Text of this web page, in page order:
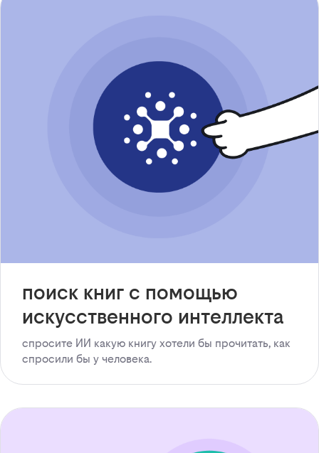
поиск книг с помощью
искусственного интеллекта
спросите ИИ какую книгу хотели бы прочитать, как
спросили бы у человека.